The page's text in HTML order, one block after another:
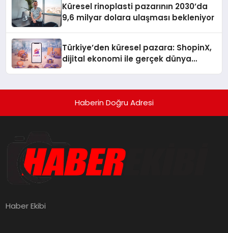
Küresel rinoplasti pazarının 2030’da
9,6 milyar dolara ulaşması bekleniyor
Türkiye’den küresel pazara: ShopinX,
dijital ekonomi ile gerçek dünya
Haberin Doğru Adresi
Haber Ekibi